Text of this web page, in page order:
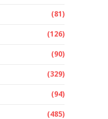
(81)
(126)
(90)
(329)
(94)
(485)